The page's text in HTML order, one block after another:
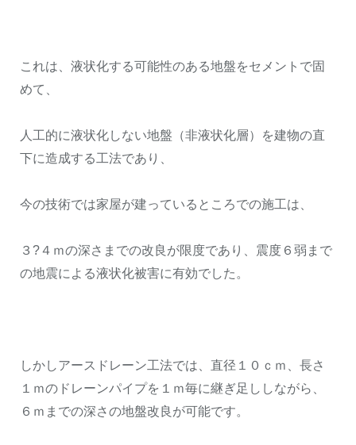
これは、液状化する可能性のある地盤をセメントで固
めて、
人工的に液状化しない地盤（非液状化層）を建物の直
下に造成する工法であり、
今の技術では家屋が建っているところでの施工は、
３?４ｍの深さまでの改良が限度であり、震度６弱まで
の地震による液状化被害に有効でした。
しかしアースドレーン工法では、直径１０ｃｍ、長さ
１ｍのドレーンパイプを１ｍ毎に継ぎ足ししながら、
６ｍまでの深さの地盤改良が可能です。